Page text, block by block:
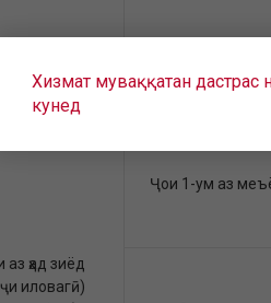
аз ҳад зиёд
иловагӣ)
Ҷои 1-ум аз
Хизмат муваққатан дастрас
кунед